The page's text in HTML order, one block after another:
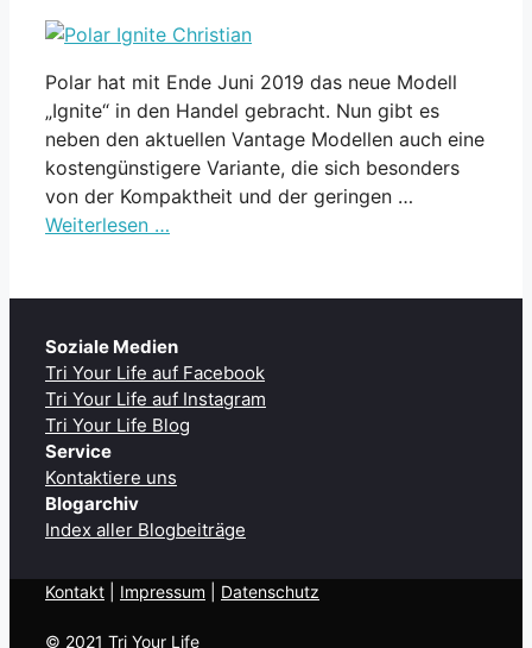
Polar hat mit Ende Juni 2019 das neue Modell
„Ignite“ in den Handel gebracht. Nun gibt es
neben den aktuellen Vantage Modellen auch eine
kostengünstigere Variante, die sich besonders
von der Kompaktheit und der geringen …
Weiterlesen …
Soziale Medien
Tri Your Life auf Facebook
Tri Your Life auf Instagram
Tri Your Life Blog
Service
Kontaktiere uns
Blogarchiv
Index aller Blogbeiträge
Kontakt Impressum Datenschutz
© 2021 Tri Your Life